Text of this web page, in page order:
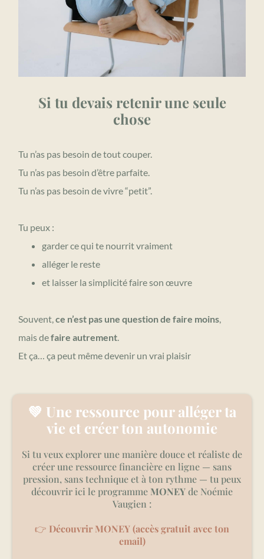
Si tu devais retenir une seule
chose
Tu n’as pas besoin de tout couper.
Tu n’as pas besoin d’être parfaite.
Tu n’as pas besoin de vivre “petit”.
Tu peux :
garder ce qui te nourrit vraiment
alléger le reste
et laisser la simplicité faire son œuvre
Souvent,ce n’est pas une question de faire moins,
mais defaire autrement.
Et ça… ça peut même devenir un vrai plaisir
💚 Une ressource pour alléger ta
vie et créer ton autonomie
Si tu veux explorer une manière douce et réaliste de
créer une ressource financière en ligne — sans
pression, sans technique et à ton rythme — tu peux
découvrir ici le programme MONEYde Noémie
Vaugien :
👉 Découvrir MONEY (accès gratuit avec ton
email)